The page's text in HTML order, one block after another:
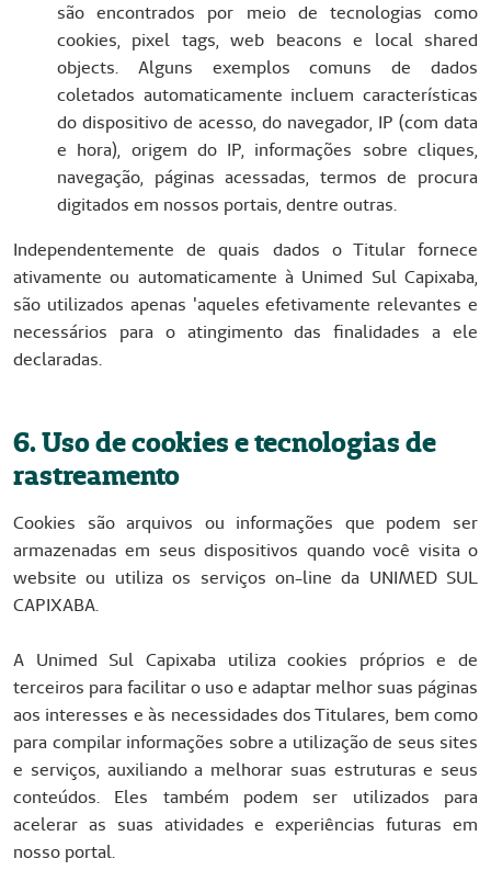
são encontrados por meio de tecnologias como
cookies, pixel tags, web beacons e local shared
objects. Alguns exemplos comuns de dados
coletados automaticamente incluem características
do dispositivo de acesso, do navegador, IP (com data
e hora), origem do IP, informações sobre cliques,
navegação, páginas acessadas, termos de procura
digitados em nossos portais, dentre outras.
Independentemente de quais dados o Titular fornece
ativamente ou automaticamente à Unimed Sul Capixaba,
são utilizados apenas 'aqueles efetivamente relevantes e
necessários para o atingimento das finalidades a ele
declaradas.
6. Uso de cookies e tecnologias de
rastreamento
Cookies são arquivos ou informações que podem ser
armazenadas em seus dispositivos quando você visita o
website ou utiliza os serviços on-line da UNIMED SUL
CAPIXABA.
A Unimed Sul Capixaba utiliza cookies próprios e de
terceiros para facilitar o uso e adaptar melhor suas páginas
aos interesses e às necessidades dos Titulares, bem como
para compilar informações sobre a utilização de seus sites
e serviços, auxiliando a melhorar suas estruturas e seus
conteúdos. Eles também podem ser utilizados para
acelerar as suas atividades e experiências futuras em
nosso portal.